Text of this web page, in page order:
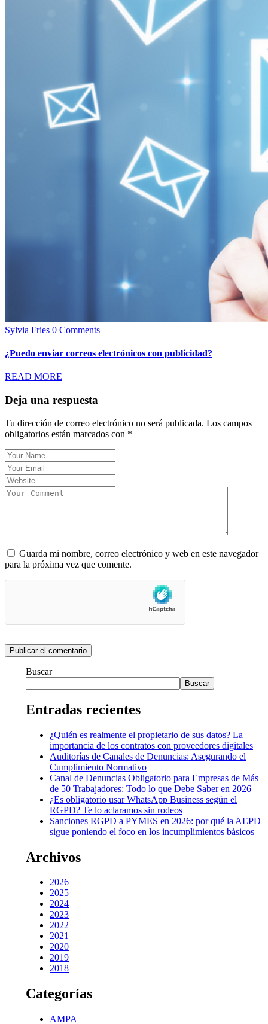
Sylvia Fries 0 Comments
¿Puedo enviar correos electrónicos con publicidad?
READ MORE
Deja una respuesta
Tu dirección de correo electrónico no será publicada. Los campos
obligatorios están marcados con *
Guarda mi nombre, correo electrónico y web en este navegador
para la próxima vez que comente.
Buscar
Buscar
Entradas recientes
¿Quién es realmente el propietario de sus datos? La
importancia de los contratos con proveedores digitales
Auditorías de Canales de Denuncias: Asegurando el
Cumplimiento Normativo
Canal de Denuncias Obligatorio para Empresas de Más
de 50 Trabajadores: Todo lo que Debe Saber en 2026
¿Es obligatorio usar WhatsApp Business según el
RGPD? Te lo aclaramos sin rodeos
Sanciones RGPD a PYMES en 2026: por qué la AEPD
sigue poniendo el foco en los incumplimientos básicos
Archivos
2026
2025
2024
2023
2022
2021
2020
2019
2018
Categorías
AMPA